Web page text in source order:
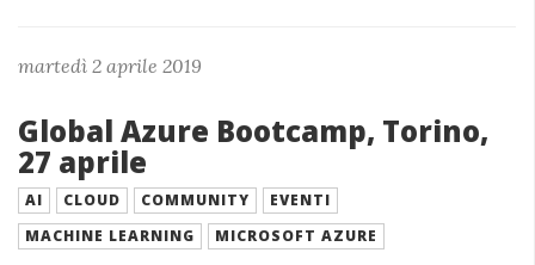
martedì 2 aprile 2019
Global Azure Bootcamp, Torino,
27 aprile
AI CLOUD COMMUNITY
EVENTI
MACHINE LEARNING
MICROSOFT AZURE